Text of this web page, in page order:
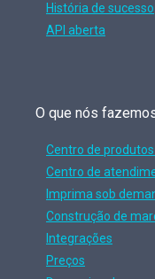
História de sucesso
API aberta
O que nós
Centro de
Centro de
Imprima sob
Construção de
Integrações
Preços